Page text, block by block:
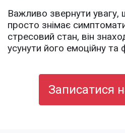
Важливо звернути увагу,
просто знімає
стресовий стан, він
усунути його емоційну та
Записатися